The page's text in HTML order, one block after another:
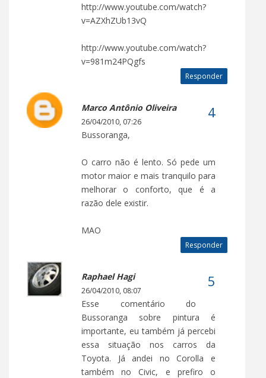
http://www.youtube.com/watch?
v=AZXhZUb13vQ
http://www.youtube.com/watch?
v=981m24PQgfs
Responder
Marco Antônio Oliveira
26/04/2010, 07:26
Bussoranga,
O carro não é lento. Só pede um
motor maior e mais tranquilo para
melhorar o conforto, que é a
razão dele existir.
MAO
Responder
Raphael Hagi
26/04/2010, 08:07
Esse comentário do
Bussoranga sobre pintura é
importante, eu também já percebi
essa situação nos carros da
Toyota. Já andei no Corolla e
também no Civic, e prefiro o